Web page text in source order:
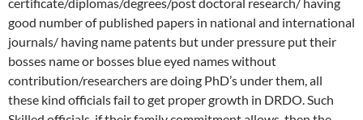
good number of published papers in national and international
journals/ having name patents but under pressure put their
bosses name or bosses blue eyed names without
contribution/researchers are doing PhD’s under them, all
these kind officials fail to get proper growth in DRDO. Such